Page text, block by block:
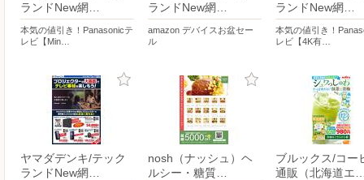
ランドNew網…
本気の値引き！Panasonicテ
レビ【Min…
ランドNew網…
amazon デバイスお盆セー
ル
ランドNew網…
本気の値引き！
レビ【4K有…
ヤマダデンキ/テック
ランドNew網…
nosh（ナッシュ）ヘ
ルシー・糖質…
ブルックス/コー
通販（北海道エ